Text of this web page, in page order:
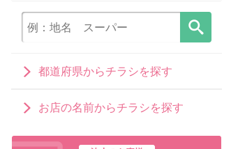
都道府県からチラシを探す
お店の名前からチラシを探す